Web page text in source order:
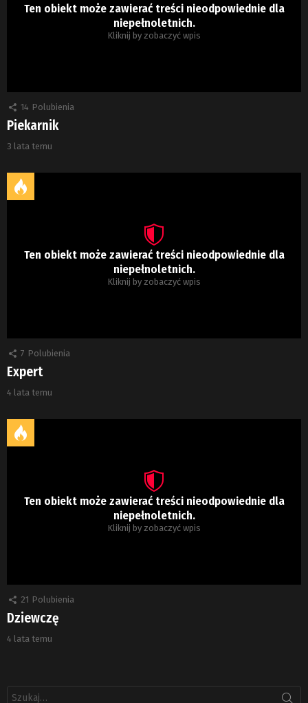
Ten obiekt może zawierać treści nieodpowiednie dla
niepełnoletnich.
Kliknij by zobaczyć wpis
14 Polubienia
Piekarnik
3 lata temu
Ten obiekt może zawierać treści nieodpowiednie dla
niepełnoletnich.
Kliknij by zobaczyć wpis
7 Polubienia
Expert
4 lata temu
Ten obiekt może zawierać treści nieodpowiednie dla
niepełnoletnich.
Kliknij by zobaczyć wpis
21 Polubienia
Dziewczę
4 lata temu